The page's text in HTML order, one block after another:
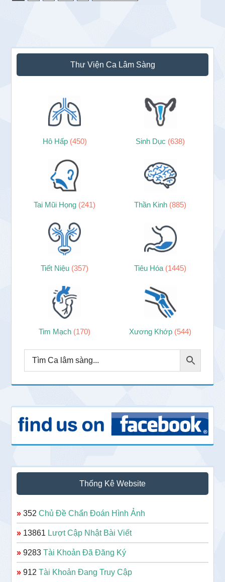
Sidebar
chính
Thư Viện Ca Lâm Sàng
Hô Hấp (450) Sinh Dục (638)
Tai Mũi Họng (241) Thần Kinh (885)
Tiết Niệu (357) Tiêu Hóa (1445)
Tim Mạch (170) Xương Khớp (544)
Thống Kê Website
» 352Chủ Đề Chẩn Đoán Hình Ảnh
» 13861 Lượt Cập Nhật Bài Viết
» 9283Tài Khoản Đã Đăng Ký
» 912Tài Khoản Đang Truy Cập